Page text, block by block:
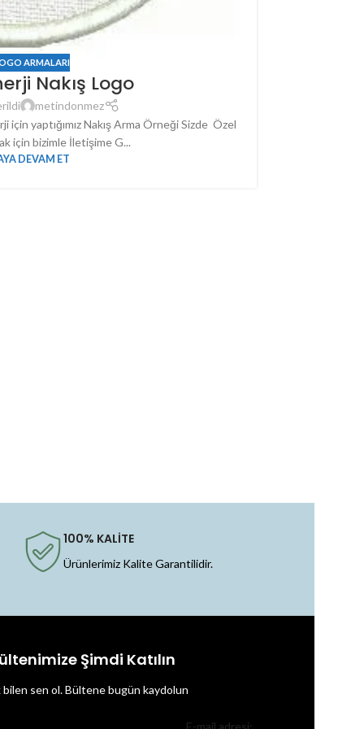
ARMALARI
Nakış Logo
metindonmez
için yaptığımız Nakış Arma Örneği Sizde Özel
için bizimle İletişime G...
DEVAM ET
100% KALİTE
Ürünlerimiz Kalite Garantilidir.
Şimdi Katılın
bilen sen ol.Bültene bugün kaydolun